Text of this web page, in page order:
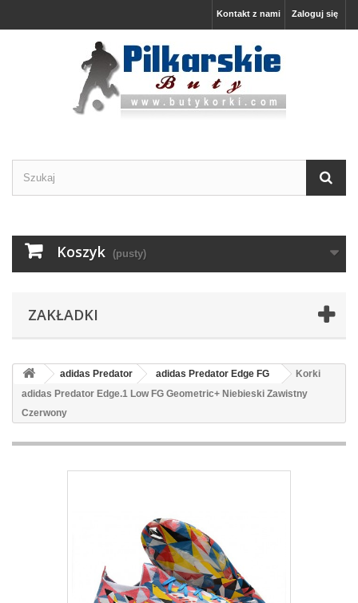
Zaloguj się
Kontakt z nami
Koszyk (pusty)
ZAKŁADKI
adidas Predator adidas Predator Edge FG
Korki
adidas Predator Edge.1 Low FG Geometric+ Niebieski Zawistny
Czerwony